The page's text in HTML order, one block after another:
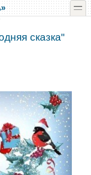
toggle
сказка"